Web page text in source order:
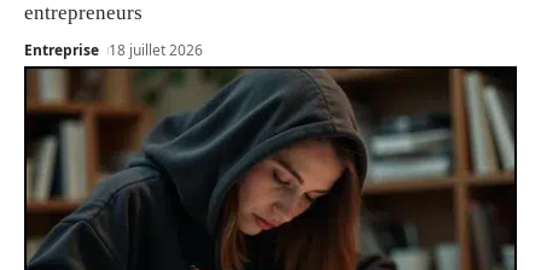
entrepreneurs
Entreprise 18 juillet 2026